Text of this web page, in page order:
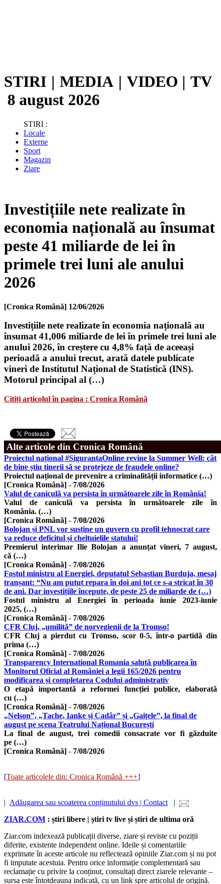
STIRI | MEDIA | VIDEO | TV
8 august 2026
STIRI :
Locale
Externe
Sport
Magazin
Ziare
Investițiile nete realizate în
economia națională au însumat
peste 41 miliarde de lei în
primele trei luni ale anului
2026
[Cronica Română] 12/06/2026
Investițiile nete realizate în economia națională au
însumat 41,006 miliarde de lei în primele trei luni ale
anului 2026, în creștere cu 4,8% față de aceeași
perioadă a anului trecut, arată datele publicate
vineri de Institutul Național de Statistică (INS).
Motorul principal al (…)
Citiți articolul în pagina : Cronica Română
Alte articole din Cronica Română
Proiectul național #SigurantaOnline revine la Summer Well: cât
de bine știu tinerii să se protejeze de fraudele online?
Proiectul național de prevenire a criminalității informatice (…)
[Cronica Română] - 7/08/2026
Valul de caniculă va persista în următoarele zile în România!
Valul de caniculă va persista în următoarele zile în
România. (…)
[Cronica Română] - 7/08/2026
Bolojan și PNL vor susține un guvern cu profil tehnocrat care
va reduce deficitul și cheltuielile statului!
Premierul interimar Ilie Bolojan a anunțat vineri, 7 august,
că (…)
[Cronica Română] - 7/08/2026
Fostul ministru al Energiei, deputatul Sebastian Burduja, mesaj
tranșant: “Nu am putut repara în doi ani tot ce s-a stricat în 30
de ani. Dar investițiile începute, de peste 25 de miliarde de (…)
Fostul ministru al Energiei în perioada iunie 2023-iunie
2025, (…)
[Cronica Română] - 7/08/2026
CFR Cluj, „umilită” de norvegienii de la Tromso!
CFR Cluj a pierdut cu Tromso, scor 0-5, într-o partidă din
prima (…)
[Cronica Română] - 7/08/2026
Transparency International Romania salută publicarea în
Monitorul Oficial al României a legii 165/2026 pentru
modificarea și completarea Codului administrativ
O etapă importantă a reformei funcției publice, elaborată
cu (…)
[Cronica Română] - 7/08/2026
„Nelson”, „Tache, Ianke și Cadâr” și „Gaițele”, la final de
august pe scena Teatrului Național București
La final de august, trei comedii consacrate vor fi găzduite
pe (…)
[Cronica Română] - 7/08/2026
[Toate articolele din: Cronica Română +++]
| Adăugarea sau scoaterea conținutului dvs | Contact |
ZIAR.COM : știri libere | știri tv live și știri de ultima oră
Ziar.com indexează publicații diverse, ziare și reviste cu poziții
diferite, existente independent online. Ideile și comentariile
exprimate în aceste articole nu reflectează opiniile Ziar.com și nu pot
fi imputate acestuia. Pentru orice informație complementară sau
reclamație cu privire la conținut, consultați direct ziarele relevante –
sursa este întotdeauna indicată, cu un link spre articolul de origină.